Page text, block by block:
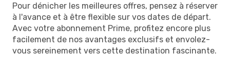
Pour dénicher les meilleures offres, pensez à réserver
à l'avance et à être flexible sur vos dates de départ.
Avec votre abonnement Prime, profitez encore plus
facilement de nos avantages exclusifs et envolez-
vous sereinement vers cette destination fascinante.